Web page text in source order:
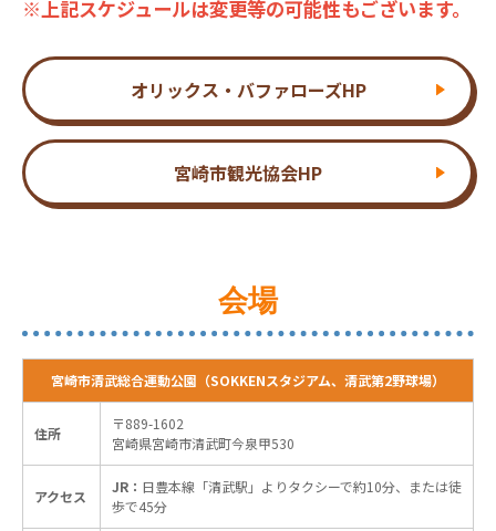
※上記スケジュールは変更等の可能性もございます。
オリックス・バファローズHP
宮崎市観光協会HP
会場
宮崎市清武総合運動公園（SOKKENスタジアム、清武第2野球場）
住所
〒889-1602
宮崎県宮崎市清武町今泉甲530
アクセス
JR： 日豊本線「清武駅」よりタクシーで約10分、または徒
歩で45分